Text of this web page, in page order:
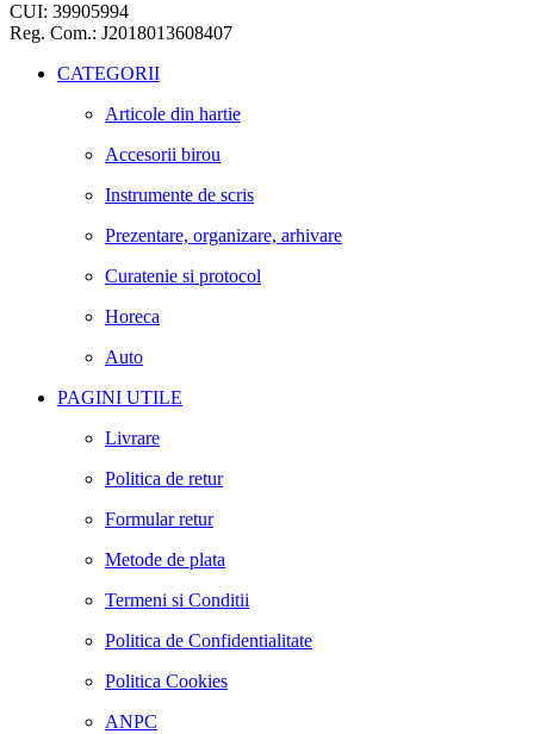
CUI: 39905994
Reg. Com.: J2018013608407
CATEGORII
Articole din hartie
Accesorii birou
Instrumente de scris
Prezentare, organizare, arhivare
Curatenie si protocol
Horeca
Auto
PAGINI UTILE
Livrare
Politica de retur
Formular retur
Metode de plata
Termeni si Conditii
Politica de Confidentialitate
Politica Cookies
ANPC